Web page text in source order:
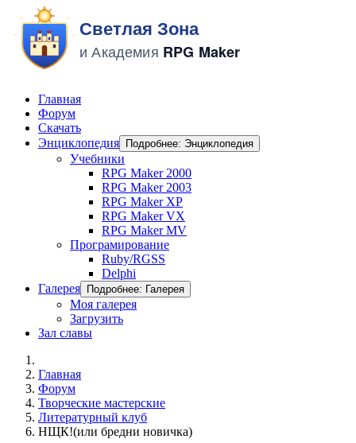
Главная
Форум
Скачать
Энциклопедия
Подробнее: Энциклопедия
Учебники
RPG Maker 2000
RPG Maker 2003
RPG Maker XP
RPG Maker VX
RPG Maker MV
Програмирование
Ruby/RGSS
Delphi
Галерея
Подробнее: Галерея
Моя галерея
Загрузить
Зал славы
Главная
Форум
Творческие мастерские
Литературный клуб
НЩК!(или бредни новичка)